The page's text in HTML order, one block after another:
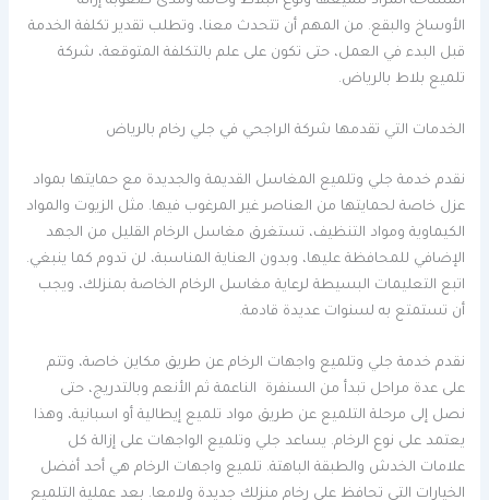
الأوساخ والبقع. من المهم أن تتحدث معنا، وتطلب تقدير تكلفة الخدمة
قبل البدء في العمل، حتى تكون على علم بالتكلفة المتوقعة، شركة
تلميع بلاط بالرياض.
الخدمات التي تقدمها شركة الراجحي في جلي رخام بالرياض
نقدم خدمة جلي وتلميع المغاسل القديمة والجديدة مع حمايتها بمواد
عزل خاصة لحمايتها من العناصر غير المرغوب فيها. مثل الزيوت والمواد
الكيماوية ومواد التنظيف، تستغرق مغاسل الرخام القليل من الجهد
الإضافي للمحافظة عليها، وبدون العناية المناسبة، لن تدوم كما ينبغي.
اتبع التعليمات البسيطة لرعاية مغاسل الرخام الخاصة بمنزلك، ويجب
أن تستمتع به لسنوات عديدة قادمة.
نقدم خدمة جلي وتلميع واجهات الرخام عن طريق مكاين خاصة، وتتم
على عدة مراحل تبدأ من السنفرة الناعمة ثم الأنعم وبالتدريج، حتى
نصل إلى مرحلة التلميع عن طريق مواد تلميع إيطالية أو اسبانية، وهذا
يعتمد على نوع الرخام. يساعد جلي وتلميع الواجهات على إزالة كل
علامات الخدش والطبقة الباهتة. تلميع واجهات الرخام هي أحد أفضل
الخيارات التي تحافظ على رخام منزلك جديدة ولامعا. بعد عملية التلميع